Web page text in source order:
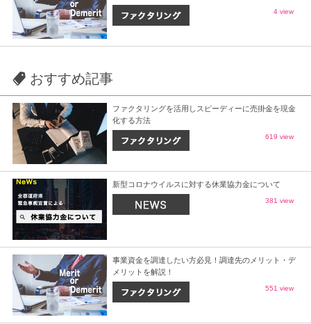
4 view
おすすめ記事
ファクタリングを活用しスピーディーに売掛金を現金
化する方法
619 view
新型コロナウイルスに対する休業協力金について
381 view
事業資金を調達したい方必見！調達先のメリット・デ
メリットを解説！
551 view